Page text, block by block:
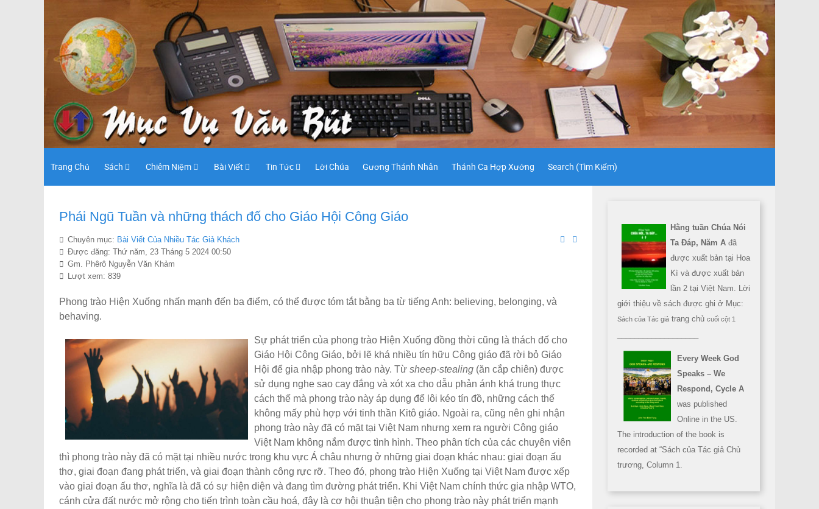
Trang Chủ Sách Chiêm Niệm Bài Viết Tin Tức Lời Chúa Gương Thánh Nhân Thánh Ca Hợp Xướng Search (Tìm Kiếm)
Phái Ngũ Tuần và những thách đố cho Giáo Hội Công Giáo
Chuyên mục: Bài Viết Của Nhiều Tác Giả Khách
Được đăng: Thứ năm, 23 Tháng 5 2024 00:50
Gm. Phêrô Nguyễn Văn Khảm
Lượt xem: 839
Phong trào Hiện Xuống nhấn mạnh đến ba điểm, có thể được tóm tắt bằng ba từ tiếng Anh: believing, belonging, và
behaving.
Sự phát triển của phong trào Hiện Xuống đồng thời cũng là thách đố cho
Giáo Hội Công Giáo, bởi lẽ khá nhiều tín hữu Công giáo đã rời bỏ Giáo
Hội để gia nhập phong trào này. Từ sheep-stealing (ăn cắp chiên) được
sử dụng nghe sao cay đắng và xót xa cho dẫu phản ánh khá trung thực
cách thế mà phong trào này áp dụng để lôi kéo tín đồ, những cách thế
không mấy phù hợp với tinh thần Kitô giáo. Ngoài ra, cũng nên ghi nhận
phong trào này đã có mặt tại Việt Nam nhưng xem ra người Công giáo
Việt Nam không nắm được tình hình. Theo phân tích của các chuyên viên
thì phong trào này đã có mặt tại nhiều nước trong khu vực Á châu nhưng ở những giai đoạn khác nhau: giai đoạn ấu
thơ, giai đoạn đang phát triển, và giai đoạn thành công rực rỡ. Theo đó, phong trào Hiện Xuống tại Việt Nam được xếp
vào giai đoạn ấu thơ, nghĩa là đã có sự hiện diện và đang tìm đường phát triển. Khi Việt Nam chính thức gia nhập WTO,
cánh cửa đất nước mở rộng cho tiến trình toàn cầu hoá, đây là cơ hội thuận tiện cho phong trào này phát triển mạnh
Hằng tuần Chúa Nói
Ta Đáp, Năm A đã
được xuất bản tại Hoa
Kì và được xuất bản
lần 2 tại Việt Nam. Lời
giới thiệu về sách được ghi ở Mục:
Sách của Tác giả trang chủ cuối cột 1
Every Week God
Speaks – We
Respond, Cycle A
was published
Online in the US.
The introduction of the book is
recorded at “Sách của Tác giả Chủ
trương, Column 1.